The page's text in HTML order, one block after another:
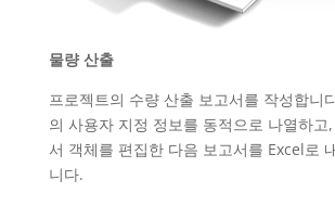
물량 산출
프로젝트의 수량 산출 보고서를 작성합니
의 사용자 지정 정보를 동적으로 나열하고
서 객체를 편집한 다음 보고서를 Excel로
니다.